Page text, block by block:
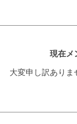
現在メ
大変申し訳あり